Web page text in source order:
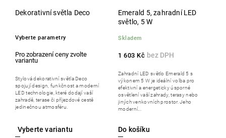
Dekorativní světla Deco
Vyberte parametry
Stylová dekorativní světla Deco
spojují design, funkčnost a moderní
LED technologie, které dodají vaší
zahradě, terase či příjezdové cestě
jedinečnou atmosféru.
Emerald 5, zahradní LED
světlo, 5 W
Skladem
1 603 Kč
Do košíku
Zahradní LED světlo Emerald 5 s
výkonem 5 W je ideální volba pro
efektivní a energeticky úsporné
osvětlení vaší zahrady, terasy nebo
jiných venkovních prostor. Jeho
moderní...